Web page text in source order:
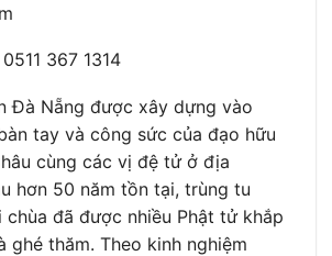
367 1314
Đà Nẵng được xây dựng vào
tay và công sức của đạo hữu
cùng các vị đệ tử ở địa
hơn 50 năm tồn tại, trùng tu
chùa đã được nhiều Phật tử khắp
ghé thăm. Theo kinh nghiệm